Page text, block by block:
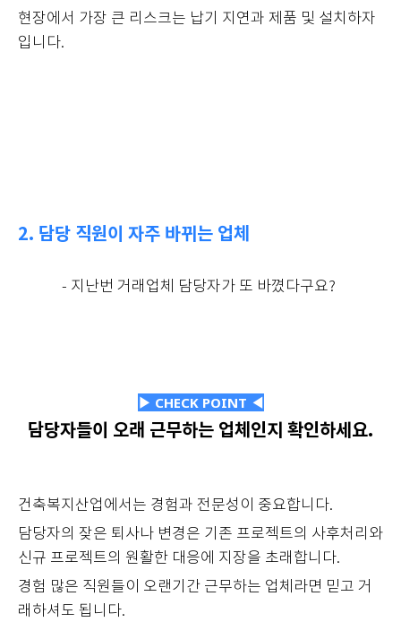
현장에서 가장 큰 리스크는 납기 지연과 제품 및 설치하자
입니다.
2. 담당 직원이 자주 바뀌는 업체
- 지난번 거래업체 담당자가 또 바꼈다구요?
▶ CHECK POINT ◀
담당자들이 오래 근무하는 업체인지 확인하세요.
건축복지산업에서는 경험과 전문성이 중요합니다.
담당자의 잦은 퇴사나 변경은 기존 프로젝트의 사후처리와
신규 프로젝트의 원활한 대응에 지장을 초래합니다.
경험 많은 직원들이 오랜기간 근무하는 업체라면 믿고 거
래하셔도 됩니다.